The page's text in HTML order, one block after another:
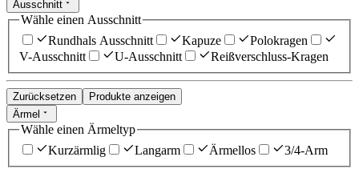
Ausschnitt
Wähle einen Ausschnitt
Rundhals Ausschnitt
Kapuze
Polokragen
V-Ausschnitt
U-Ausschnitt Reißverschluss-Kragen
Zurücksetzen
Produkte anzeigen
Ärmel
Wähle einen Ärmeltyp
Kurzärmlig
Langarm Ärmellos 3/4-Arm